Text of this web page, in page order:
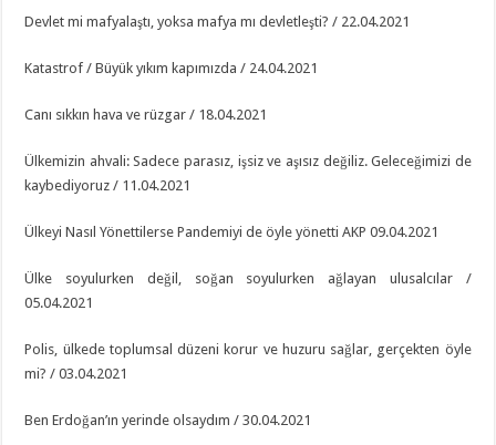
Devlet mi mafyalaştı, yoksa mafya mı devletleşti? / 22.04.2021
Katastrof / Büyük yıkım kapımızda / 24.04.2021
Canı sıkkın hava ve rüzgar / 18.04.2021
Ülkemizin ahvali: Sadece parasız, işsiz ve aşısız değiliz. Geleceğimizi de
kaybediyoruz / 11.04.2021
Ülkeyi Nasıl Yönettilerse Pandemiyi de öyle yönetti AKP 09.04.2021
Ülke soyulurken değil, soğan soyulurken ağlayan ulusalcılar /
05.04.2021
Polis, ülkede toplumsal düzeni korur ve huzuru sağlar, gerçekten öyle
mi? / 03.04.2021
Ben Erdoğan’ın yerinde olsaydım / 30.04.2021